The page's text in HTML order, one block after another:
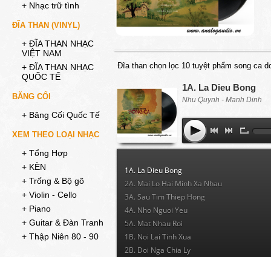
+ Nhạc trữ tình
ĐĨA THAN (VINYL)
+ ĐĨA THAN NHẠC
VIỆT NAM
+ ĐĨA THAN NHẠC
QUỐC TẾ
BĂNG CỐI
+ Băng Cối Quốc Tế
XEM THEO LOẠI NHẠC
+ Tổng Hợp
+ KÈN
+ Trống & Bộ gõ
+ Violin - Cello
+ Piano
+ Guitar & Đàn Tranh
+ Thập Niên 80 - 90
Đĩa than chọn lọc 10 tuyệt phẩm song ca
1A. La Dieu Bong
Nhu Quynh - Manh Dinh
1A. La Dieu Bong
2A. Mai Lo Hai Minh Xa Nhau
3A. Sau Tim Thiep Hong
4A. Nho Nguoi Yeu
5A. Mat Nhau Roi
1B. Noi Lai Tinh Xua
2B. Doi Nga Chia Ly